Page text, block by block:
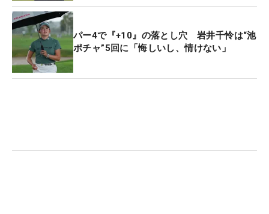
プロアマのメンバーにも入ってなかったことから、
実際にコースを確認しないまま、初日をスタートさ
せた。
「あまり練ランをしないタイプ」と自身を形容する
パー4で『+10』の落とし穴 岩井千怜は“池
ポチャ”5回に「悔しいし、情けない」